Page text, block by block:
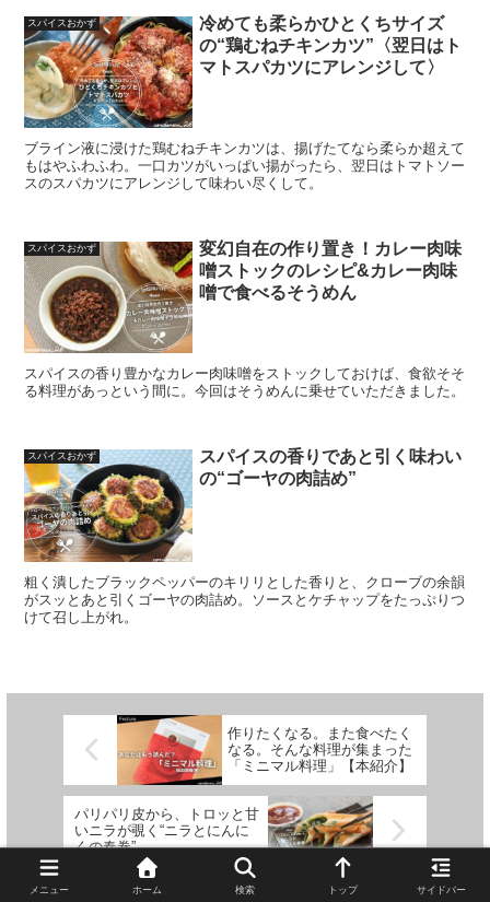
スパイスおかず
冷めても柔らかひとくちサイズ
の“鶏むねチキンカツ”〈翌日はト
マトスパカツにアレンジして〉
ブライン液に浸けた鶏むねチキンカツは、揚げたてなら柔らか超えて
もはやふわふわ。一口カツがいっぱい揚がったら、翌日はトマトソー
スのスパカツにアレンジして味わい尽くして。
スパイスおかず
変幻自在の作り置き！カレー肉味
噌ストックのレシピ&カレー肉味
噌で食べるそうめん
スパイスの香り豊かなカレー肉味噌をストックしておけば、食欲そそ
る料理があっという間に。今回はそうめんに乗せていただきました。
スパイスおかず
スパイスの香りであと引く味わい
の“ゴーヤの肉詰め”
粗く潰したブラックペッパーのキリリとした香りと、クローブの余韻
がスッとあと引くゴーヤの肉詰め。ソースとケチャップをたっぷりつ
けて召し上がれ。
作りたくなる。また食べたく
なる。そんな料理が集まった
「ミニマル料理」【本紹介】
パリパリ皮から、トロッと甘
いニラが覗く“ニラとにんに
くの春巻”
メニュー ホーム 検索 トップ サイドバー